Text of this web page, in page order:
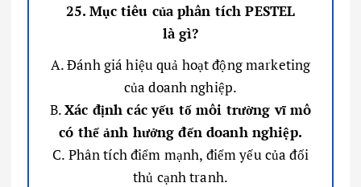
25. Mục tiêu của phân tích PESTEL
là gì?
A. Đánh giá hiệu quả hoạt động marketing
của doanh nghiệp.
B.Xác định các yếu tố môi trường vĩ mô
có thể ảnh hưởng đến doanh nghiệp.
C. Phân tích điểm mạnh, điểm yếu của đối
thủ cạnh tranh.